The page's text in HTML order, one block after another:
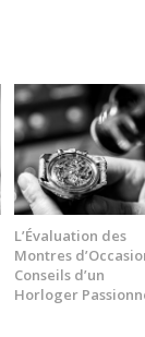
L’Évaluation des
Montres
Conseils d’un
Horloger